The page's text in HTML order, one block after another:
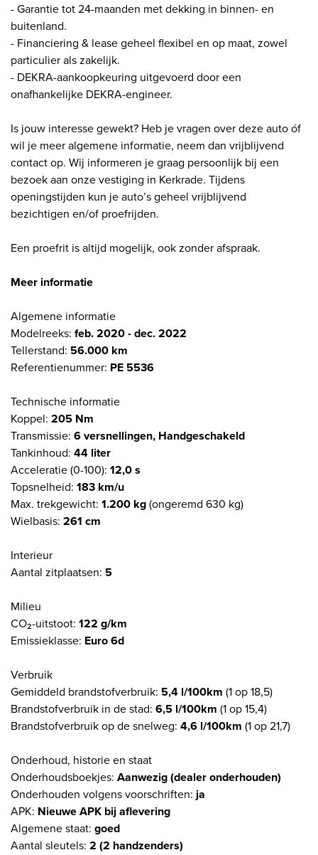
- Garantie tot 24-maanden met dekking in binnen- en
buitenland.
- Financiering & lease geheel flexibel en op maat, zowel
particulier als zakelijk.
- DEKRA-aankoopkeuring uitgevoerd door een
onafhankelijke DEKRA-engineer.
Is jouw interesse gewekt? Heb je vragen over deze auto óf
wil je meer algemene informatie, neem dan vrijblijvend
contact op. Wij informeren je graag persoonlijk bij een
bezoek aan onze vestiging in Kerkrade. Tijdens
openingstijden kun je auto’s geheel vrijblijvend
bezichtigen en/of proefrijden.
Een proefrit is altijd mogelijk, ook zonder afspraak.
Meer informatie
Algemene informatie
Modelreeks: feb. 2020 - dec. 2022
Tellerstand: 56.000 km
Referentienummer: PE 5536
Technische informatie
Koppel: 205 Nm
Transmissie: 6 versnellingen, Handgeschakeld
Tankinhoud: 44 liter
Acceleratie (0-100): 12,0 s
Topsnelheid: 183 km/u
Max. trekgewicht: 1.200 kg(ongeremd 630 kg)
Wielbasis: 261 cm
Interieur
Aantal zitplaatsen: 5
Milieu
CO₂-uitstoot: 122 g/km
Emissieklasse: Euro 6d
Verbruik
Gemiddeld brandstofverbruik: 5,4 l/100km (1 op 18,5)
Brandstofverbruik in de stad: 6,5 l/100km (1 op 15,4)
Brandstofverbruik op de snelweg: 4,6 l/100km (1 op 21,7)
Onderhoud, historie en staat
Onderhoudsboekjes: Aanwezig (dealer onderhouden)
Onderhouden volgens voorschriften: ja
APK: Nieuwe APK bij aflevering
Algemene staat: goed
Aantal sleutels: 2 (2 handzenders)